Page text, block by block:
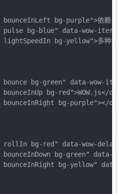
bg-purple">依赖
bg-blue" data-wow-
bg-yellow">多种
bg-green" data-wow-
bg-red">WOW.js</
bg-purple"></
bg-red" data-wow-
bg-green" data-
bg-yellow"